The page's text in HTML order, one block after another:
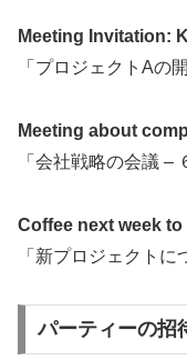
Meeting Invitation:
「プロジェクトAの
Meeting about
「会社戦略の会議 –
Coffee next week
「新プロジェクトに
パーティーの招